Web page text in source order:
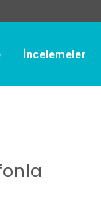
İncelemeler